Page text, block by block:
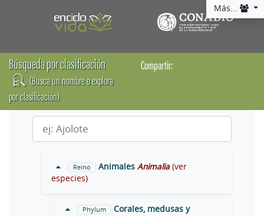
Más...
Búsqueda por clasificación
(Busca un nombre o explora
por clasificación)
Compartir:
Reino Animales Animalia (ver
especies)
Phylum
Corales, medusas y